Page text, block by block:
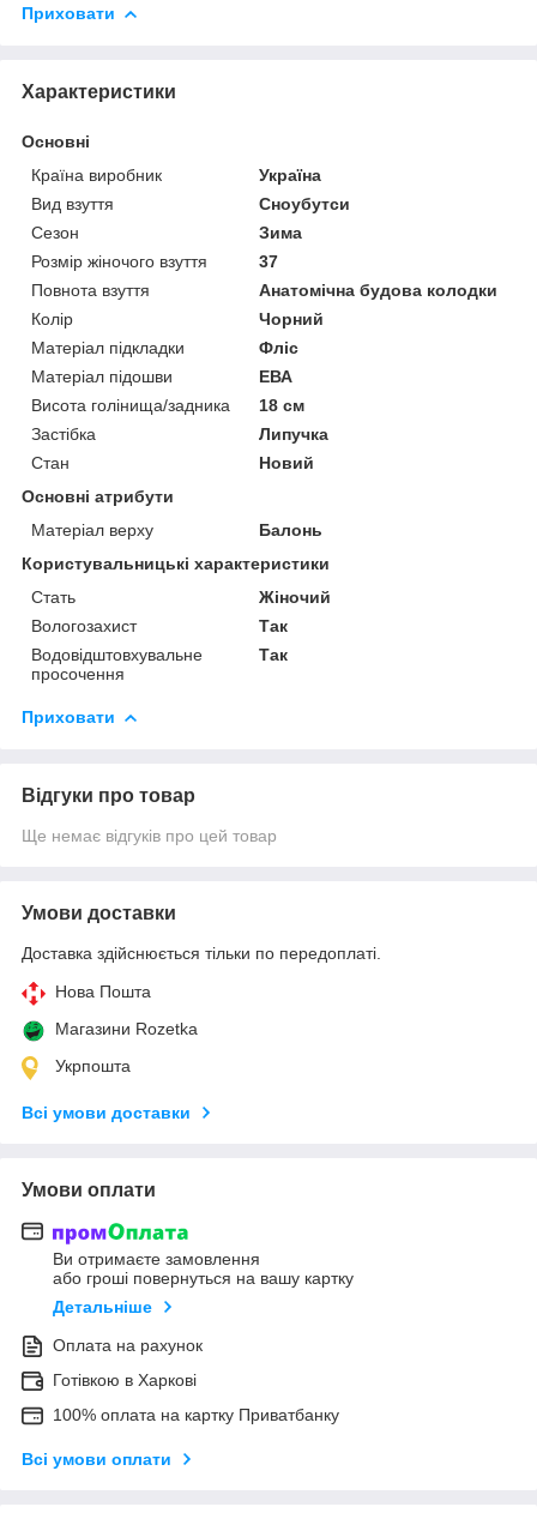
Приховати
Характеристики
Основні
Країна виробник
Україна
Вид взуття
Сноубутси
Сезон
Зима
Розмір жіночого взуття
37
Повнота взуття
Анатомічна будова колодки
Колір
Чорний
Матеріал підкладки
Фліс
Матеріал підошви
ЕВА
Висота голінища/задника
18 см
Застібка
Липучка
Стан
Новий
Основні атрибути
Матеріал верху
Балонь
Користувальницькі характеристики
Стать
Жіночий
Вологозахист
Так
Водовідштовхувальне
просочення
Так
Приховати
Відгуки про товар
Ще немає відгуків про цей товар
Умови доставки
Доставка здійснюється тільки по передоплаті.
Нова Пошта
Магазини Rozetka
Укрпошта
Всі умови доставки
Умови оплати
Ви отримаєте замовлення
або гроші повернуться на вашу картку
Детальніше
Оплата на рахунок
Готівкою в Харкові
100% оплата на картку Приватбанку
Всі умови оплати